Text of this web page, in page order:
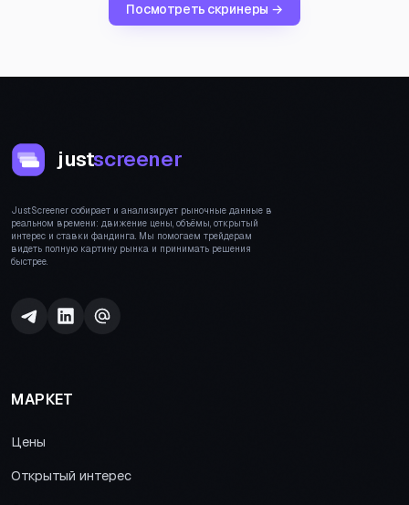
Посмотреть скринеры →
justscreener
JustScreener собирает и анализирует рыночные данные в
реальном времени: движение цены, объёмы, открытый
интерес и ставки фандинга. Мы помогаем трейдерам
видеть полную картину рынка и принимать решения
быстрее.
МАРКЕТ
Цены
Открытый интерес